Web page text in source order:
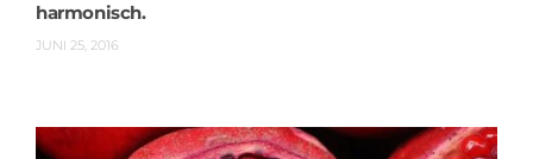
harmonisch.
JUNI 25, 2016